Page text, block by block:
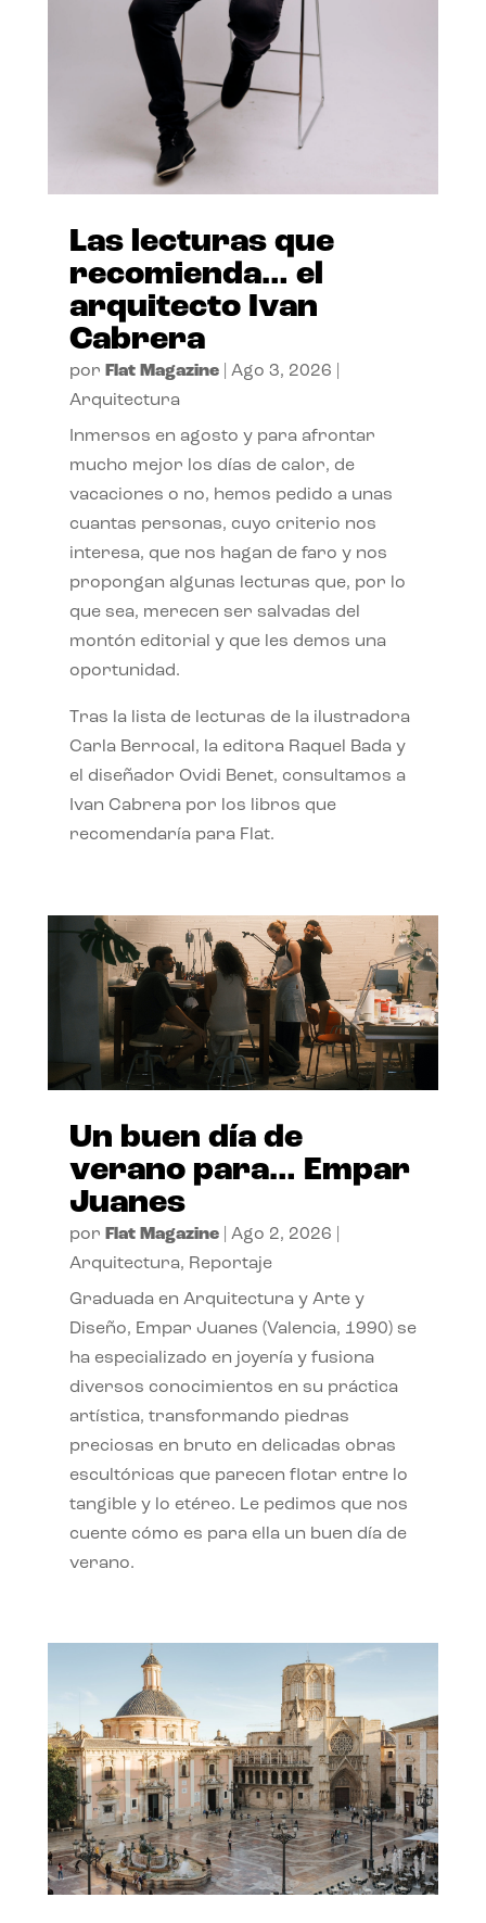
Las lecturas que
recomienda… el
arquitecto Ivan
Cabrera
por Flat Magazine| Ago 3, 2026
Arquitectura
Inmersos en agosto y para afrontar
mucho mejor los días de calor, de
vacaciones o no, hemos pedido a unas
cuantas personas, cuyo criterio nos
interesa, que nos hagan de faro y nos
propongan algunas lecturas que, por lo
que sea, merecen ser salvadas del
montón editorial y que les demos una
oportunidad.
Tras la lista de lecturas de la ilustradora
Carla Berrocal, la editora Raquel Bada y
el diseñador Ovidi Benet, consultamos a
Ivan Cabrera por los libros que
recomendaría para Flat.
Un buen día de
verano para… Empar
Juanes
por Flat Magazine| Ago 2, 2026
Arquitectura, Reportaje
Graduada en Arquitectura y Arte y
Diseño, Empar Juanes (Valencia, 1990) se
ha especializado en joyería y fusiona
diversos conocimientos en su práctica
artística, transformando piedras
preciosas en bruto en delicadas obras
escultóricas que parecen flotar entre lo
tangible y lo etéreo. Le pedimos que nos
cuente cómo es para ella un buen día de
verano.